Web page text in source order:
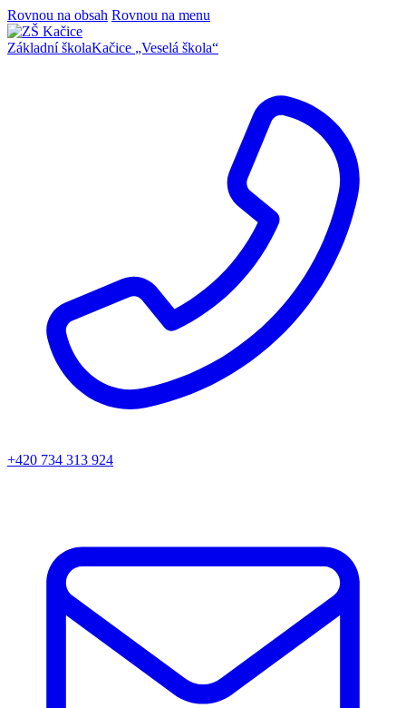
Rovnou na obsah Rovnou na menu
Základní školaKačice „Veselá škola“
+420 734 313 924